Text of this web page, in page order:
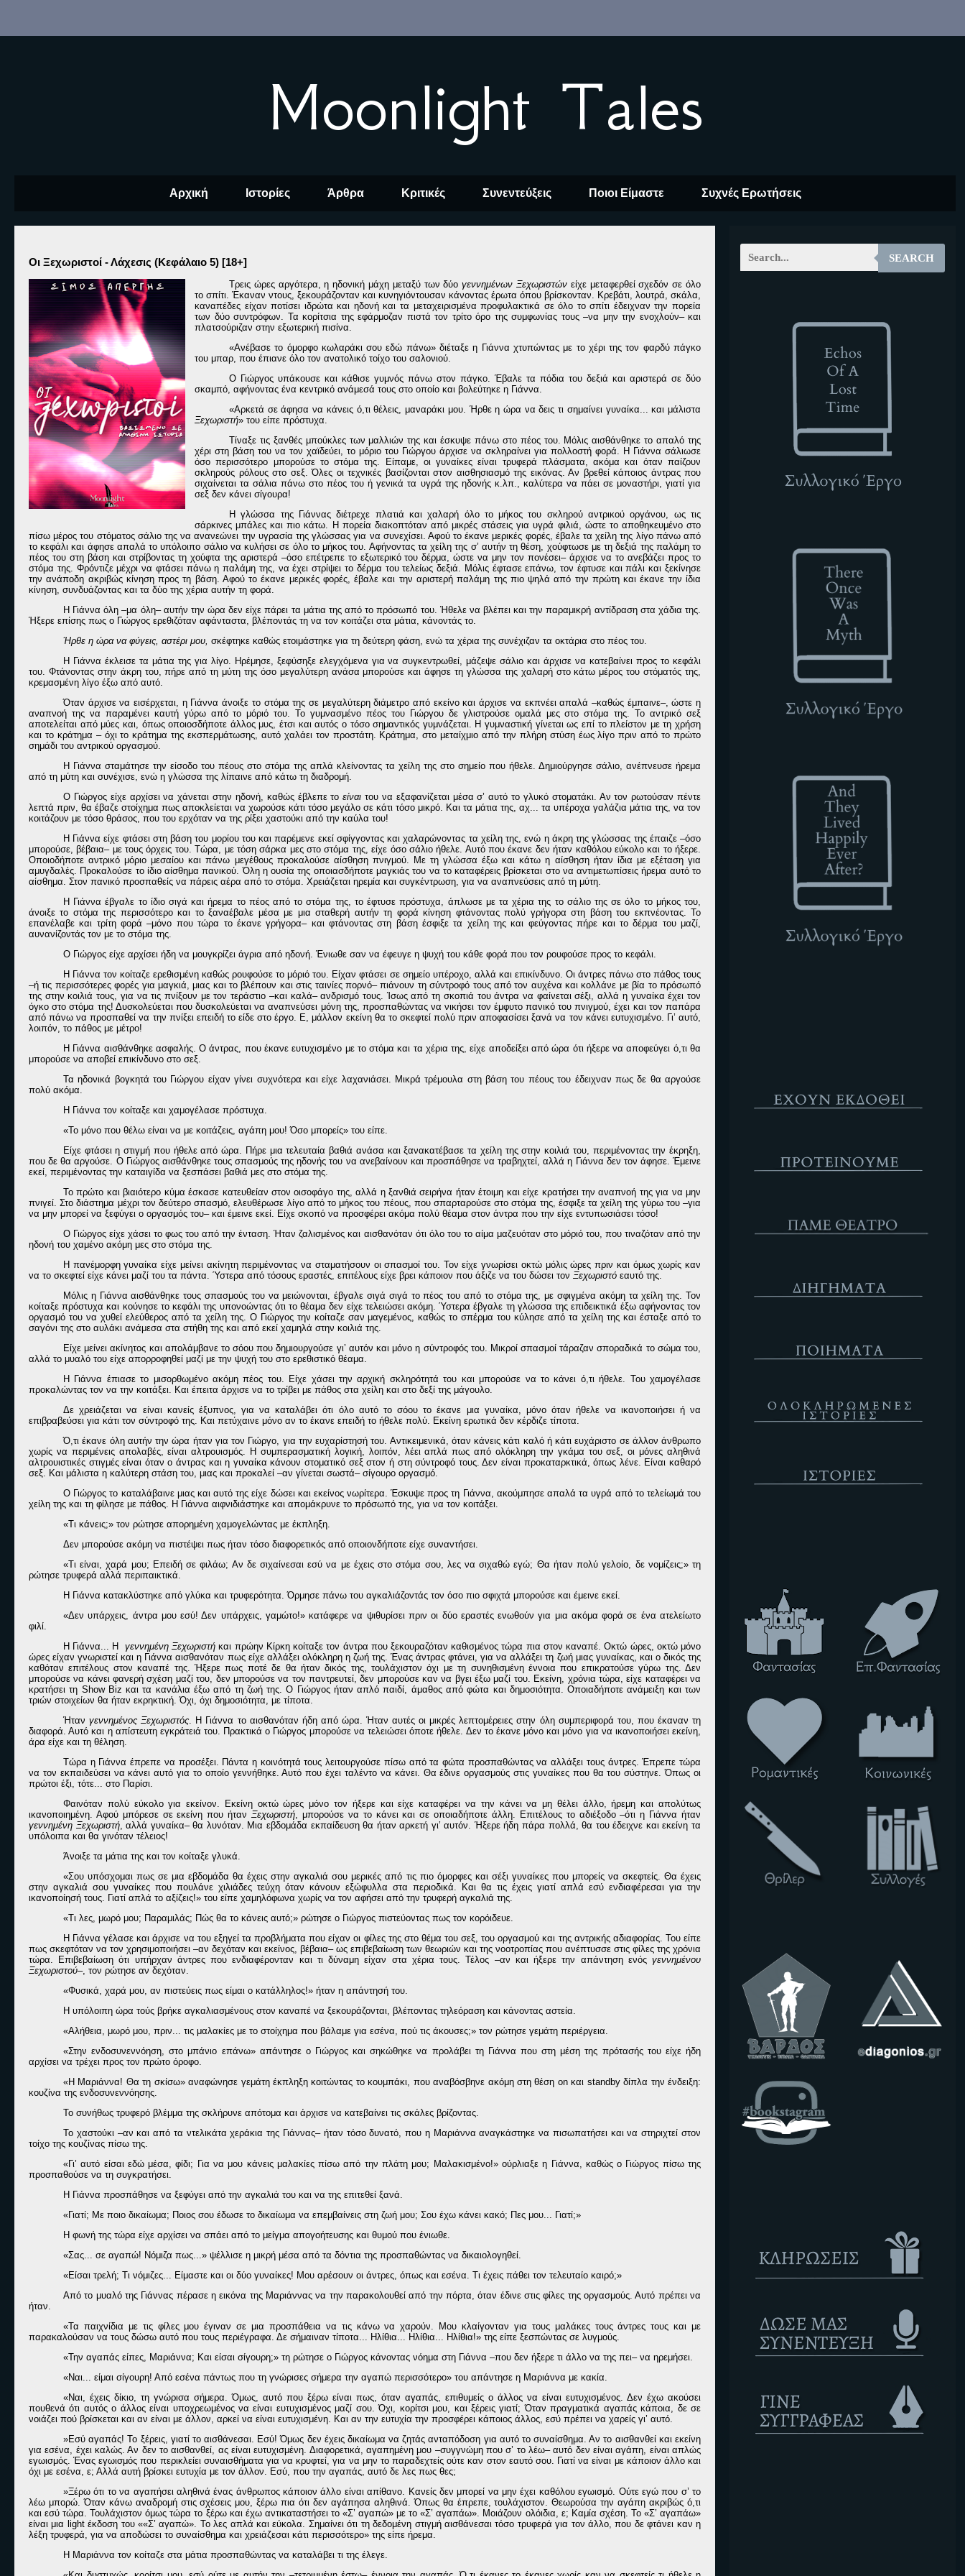
Moonlight Tales
Αρχική Ιστορίες Άρθρα Κριτικές Συνεντεύξεις Ποιοι Είμαστε Συχνές Ερωτήσεις
Οι Ξεχωριστοί - Λάχεσις (Κεφάλαιο 5) [18+]
Τρεις ώρες αργότερα, η ηδονική μάχη μεταξύ των δύογεννημένων Ξεχωριστών είχε μεταφερθεί σχεδόν σε όλο
το σπίτι. Έκαναν ντους, ξεκουράζονταν και κυνηγιόντουσαν κάνοντας έρωτα όπου βρίσκονταν. Κρεβάτι, λουτρά, σκάλα,
καναπέδες είχαν ποτίσει ιδρώτα και ηδονή και τα μεταχειρισμένα προφυλακτικά σε όλο το σπίτι έδειχναν την πορεία
των δύο συντρόφων. Τα κορίτσια της εφάρμοζαν πιστά τον τρίτο όρο της συμφωνίας τους –να μην την ενοχλούν– και
πλατσούριζαν στην εξωτερική πισίνα.
«Ανέβασε το όμορφο κωλαράκι σου εδώ πάνω» διέταξε η Γιάννα χτυπώντας με το χέρι της τον φαρδύ πάγκο
του μπαρ, που έπιανε όλο τον ανατολικό τοίχο του σαλονιού.
Ο Γιώργος υπάκουσε και κάθισε γυμνός πάνω στον πάγκο. Έβαλε τα πόδια του δεξιά και αριστερά σε δύο
σκαμπό, αφήνοντας ένα κεντρικό ανάμεσά τους στο οποίο και βολεύτηκε η Γιάννα.
«Αρκετά σε άφησα να κάνεις ό,τι θέλεις, μαναράκι μου. Ήρθε η ώρα να δεις τι σημαίνει γυναίκα... και μάλιστα
Ξεχωριστή» του είπε πρόστυχα.
Τίναξε τις ξανθές μπούκλες των μαλλιών της και έσκυψε πάνω στο πέος του. Μόλις αισθάνθηκε το απαλό της
χέρι στη βάση του να τον χαϊδεύει, το μόριο του Γιώργου άρχισε να σκληραίνει για πολλοστή φορά. Η Γιάννα σάλιωσε
όσο περισσότερο μπορούσε το στόμα της. Είπαμε, οι γυναίκες είναι τρυφερά πλάσματα, ακόμα και όταν παίζουν
σκληρούς ρόλους στο σεξ. Όλες οι τεχνικές βασίζονται στον αισθησιασμό της εικόνας. Αν βρεθεί κάποιος άντρας που
σιχαίνεται τα σάλια πάνω στο πέος του ή γενικά τα υγρά της ηδονής κ.λπ., καλύτερα να πάει σε μοναστήρι, γιατί για
σεξ δεν κάνει σίγουρα!
Η γλώσσα της Γιάννας διέτρεχε πλατιά και χαλαρή όλο το μήκος του σκληρού αντρικού οργάνου, ως τις
σάρκινες μπάλες και πιο κάτω. Η πορεία διακοπτόταν από μικρές στάσεις για υγρά φιλιά, ώστε το αποθηκευμένο στο
πίσω μέρος του στόματος σάλιο της να ανανεώνει την υγρασία της γλώσσας για να συνεχίσει. Αφού το έκανε μερικές φορές, έβαλε τα χείλη της λίγο πάνω από
το κεφάλι και άφησε απαλά το υπόλοιπο σάλιο να κυλήσει σε όλο το μήκος του. Αφήνοντας τα χείλη της σ’ αυτήν τη θέση, χούφτωσε με τη δεξιά της παλάμη το
πέος του στη βάση και στρίβοντας τη χούφτα της αριστερά –όσο επέτρεπε το εξωτερικό του δέρμα, ώστε να μην τον πονέσει– άρχισε να το ανεβάζει προς το
στόμα της. Φρόντιζε μέχρι να φτάσει πάνω η παλάμη της, να έχει στρίψει το δέρμα του τελείως δεξιά. Μόλις έφτασε επάνω, τον έφτυσε και πάλι και ξεκίνησε
την ανάποδη ακριβώς κίνηση προς τη βάση. Αφού το έκανε μερικές φορές, έβαλε και την αριστερή παλάμη της πιο ψηλά από την πρώτη και έκανε την ίδια
κίνηση, συνδυάζοντας και τα δύο της χέρια αυτήν τη φορά.
Η Γιάννα όλη –μα όλη– αυτήν την ώρα δεν είχε πάρει τα μάτια της από το πρόσωπό του. Ήθελε να βλέπει και την παραμικρή αντίδραση στα χάδια της.
Ήξερε επίσης πως ο Γιώργος ερεθιζόταν αφάνταστα, βλέποντάς τη να τον κοιτάζει στα μάτια, κάνοντάς το.
Ήρθε η ώρα να φύγεις, αστέρι μου, σκέφτηκε καθώς ετοιμάστηκε για τη δεύτερη φάση, ενώ τα χέρια της συνέχιζαν τα οκτάρια στο πέος του.
Η Γιάννα έκλεισε τα μάτια της για λίγο. Ηρέμησε, ξεφύσηξε ελεγχόμενα για να συγκεντρωθεί, μάζεψε σάλιο και άρχισε να κατεβαίνει προς το κεφάλι
του. Φτάνοντας στην άκρη του, πήρε από τη μύτη της όσο μεγαλύτερη ανάσα μπορούσε και άφησε τη γλώσσα της χαλαρή στο κάτω μέρος του στόματός της,
κρεμασμένη λίγο έξω από αυτό.
Όταν άρχισε να εισέρχεται, η Γιάννα άνοιξε το στόμα της σε μεγαλύτερη διάμετρο από εκείνο και άρχισε να εκπνέει απαλά –καθώς έμπαινε–, ώστε η
αναπνοή της να παραμένει καυτή γύρω από το μόριό του. Το γυμνασμένο πέος του Γιώργου δε γλιστρούσε ομαλά μες στο στόμα της. Το αντρικό σεξ
αποτελείται από μύες και, όπως οποιοσδήποτε άλλος μυς, έτσι και αυτός ο τόσο σημαντικός γυμνάζεται. Η γυμναστική γίνεται ως επί το πλείστον με τη χρήση
και το κράτημα – όχι το κράτημα της εκσπερμάτωσης, αυτό χαλάει τον προστάτη. Κράτημα, στο μεταίχμιο από την πλήρη στύση έως λίγο πριν από το πρώτο
σημάδι του αντρικού οργασμού.
Η Γιάννα σταμάτησε την είσοδο του πέους στο στόμα της απλά κλείνοντας τα χείλη της στο σημείο που ήθελε. Δημιούργησε σάλιο, ανέπνευσε ήρεμα
από τη μύτη και συνέχισε, ενώ η γλώσσα της λίπαινε από κάτω τη διαδρομή.
Ο Γιώργος είχε αρχίσει να χάνεται στην ηδονή, καθώς έβλεπε τοείναι του να εξαφανίζεται μέσα σ’ αυτό το γλυκό στοματάκι. Αν τον ρωτούσαν πέντε
λεπτά πριν, θα έβαζε στοίχημα πως αποκλείεται να χωρούσε κάτι τόσο μεγάλο σε κάτι τόσο μικρό. Και τα μάτια της, αχ... τα υπέροχα γαλάζια μάτια της, να τον
κοιτάζουν με τόσο θράσος, που του ερχόταν να της ρίξει χαστούκι από την καύλα του!
Η Γιάννα είχε φτάσει στη βάση του μορίου του και παρέμενε εκεί σφίγγοντας και χαλαρώνοντας τα χείλη της, ενώ η άκρη της γλώσσας της έπαιζε –όσο
μπορούσε, βέβαια– με τους όρχεις του. Τώρα, με τόση σάρκα μες στο στόμα της, είχε όσο σάλιο ήθελε. Αυτό που έκανε δεν ήταν καθόλου εύκολο και το ήξερε.
Οποιοδήποτε αντρικό μόριο μεσαίου και πάνω μεγέθους προκαλούσε αίσθηση πνιγμού. Με τη γλώσσα έξω και κάτω η αίσθηση ήταν ίδια με εξέταση για
αμυγδαλές. Προκαλούσε το ίδιο αίσθημα πανικού. Όλη η ουσία της οποιασδήποτε μαγκιάς του να το καταφέρεις βρίσκεται στο να αντιμετωπίσεις ήρεμα αυτό το
αίσθημα. Στον πανικό προσπαθείς να πάρεις αέρα από το στόμα. Χρειάζεται ηρεμία και συγκέντρωση, για να αναπνεύσεις από τη μύτη.
Η Γιάννα έβγαλε το ίδιο σιγά και ήρεμα το πέος από το στόμα της, το έφτυσε πρόστυχα, άπλωσε με τα χέρια της το σάλιο της σε όλο το μήκος του,
άνοιξε το στόμα της περισσότερο και το ξαναέβαλε μέσα με μια σταθερή αυτήν τη φορά κίνηση φτάνοντας πολύ γρήγορα στη βάση του εκπνέοντας. Το
επανέλαβε και τρίτη φορά –μόνο που τώρα το έκανε γρήγορα– και φτάνοντας στη βάση έσφιξε τα χείλη της και φεύγοντας πήρε και το δέρμα του μαζί,
αυνανίζοντάς τον με το στόμα της.
Ο Γιώργος είχε αρχίσει ήδη να μουγκρίζει άγρια από ηδονή. Ένιωθε σαν να έφευγε η ψυχή του κάθε φορά που τον ρουφούσε προς το κεφάλι.
Η Γιάννα τον κοίταζε ερεθισμένη καθώς ρουφούσε το μόριό του. Είχαν φτάσει σε σημείο υπέροχο, αλλά και επικίνδυνο. Οι άντρες πάνω στο πάθος τους
–ή τις περισσότερες φορές για μαγκιά, μιας και το βλέπουν και στις ταινίες πορνό– πιάνουν τη σύντροφό τους από τον αυχένα και κολλάνε με βία το πρόσωπό
της στην κοιλιά τους, για να τις πνίξουν με τον τεράστιο –και καλά– ανδρισμό τους. Ίσως από τη σκοπιά του άντρα να φαίνεται σέξι, αλλά η γυναίκα έχει τον
όγκο στο στόμα της! Δυσκολεύεται που δυσκολεύεται να αναπνεύσει μόνη της, προσπαθώντας να νικήσει τον έμφυτο πανικό του πνιγμού, έχει και τον παπάρα
από πάνω να προσπαθεί να την πνίξει επειδή το είδε στο έργο. Ε, μάλλον εκείνη θα το σκεφτεί πολύ πριν αποφασίσει ξανά να τον κάνει ευτυχισμένο. Γι’ αυτό,
λοιπόν, το πάθος με μέτρο!
Η Γιάννα αισθάνθηκε ασφαλής. Ο άντρας, που έκανε ευτυχισμένο με το στόμα και τα χέρια της, είχε αποδείξει από ώρα ότι ήξερε να αποφεύγει ό,τι θα
μπορούσε να αποβεί επικίνδυνο στο σεξ.
Τα ηδονικά βογκητά του Γιώργου είχαν γίνει συχνότερα και είχε λαχανιάσει. Μικρά τρέμουλα στη βάση του πέους του έδειχναν πως δε θα αργούσε
πολύ ακόμα.
Η Γιάννα τον κοίταξε και χαμογέλασε πρόστυχα.
«Το μόνο που θέλω είναι να με κοιτάζεις, αγάπη μου! Όσο μπορείς» του είπε.
Είχε φτάσει η στιγμή που ήθελε από ώρα. Πήρε μια τελευταία βαθιά ανάσα και ξανακατέβασε τα χείλη της στην κοιλιά του, περιμένοντας την έκρηξη,
που δε θα αργούσε. Ο Γιώργος αισθάνθηκε τους σπασμούς της ηδονής του να ανεβαίνουν και προσπάθησε να τραβηχτεί, αλλά η Γιάννα δεν τον άφησε. Έμεινε
εκεί, περιμένοντας την καταιγίδα να ξεσπάσει βαθιά μες στο στόμα της.
Το πρώτο και βιαιότερο κύμα έσκασε κατευθείαν στον οισοφάγο της, αλλά η ξανθιά σειρήνα ήταν έτοιμη και είχε κρατήσει την αναπνοή της για να μην
πνιγεί. Στο διάστημα μέχρι τον δεύτερο σπασμό, ελευθέρωσε λίγο από το μήκος του πέους, που σπαρταρούσε στο στόμα της, έσφιξε τα χείλη της γύρω του –για
να μην μπορεί να ξεφύγει ο οργασμός του– και έμεινε εκεί. Είχε σκοπό να προσφέρει ακόμα πολύ θέαμα στον άντρα που την είχε εντυπωσιάσει τόσο!
Ο Γιώργος είχε χάσει το φως του από την ένταση. Ήταν ζαλισμένος και αισθανόταν ότι όλο του το αίμα μαζευόταν στο μόριό του, που τιναζόταν από την
ηδονή του χαμένο ακόμη μες στο στόμα της.
Η πανέμορφη γυναίκα είχε μείνει ακίνητη περιμένοντας να σταματήσουν οι σπασμοί του. Τον είχε γνωρίσει οκτώ μόλις ώρες πριν και όμως χωρίς καν
να το σκεφτεί είχε κάνει μαζί του τα πάντα. Ύστερα από τόσους εραστές, επιτέλους είχε βρει κάποιον που άξιζε να του δώσει τον Ξεχωριστό εαυτό της.
Μόλις η Γιάννα αισθάνθηκε τους σπασμούς του να μειώνονται, έβγαλε σιγά σιγά το πέος του από το στόμα της, με σφιγμένα ακόμη τα χείλη της. Τον
κοίταξε πρόστυχα και κούνησε το κεφάλι της υπονοώντας ότι το θέαμα δεν είχε τελειώσει ακόμη. Ύστερα έβγαλε τη γλώσσα της επιδεικτικά έξω αφήνοντας τον
οργασμό του να χυθεί ελεύθερος από τα χείλη της. Ο Γιώργος την κοίταζε σαν μαγεμένος, καθώς το σπέρμα του κύλησε από τα χείλη της και έσταξε από το
σαγόνι της στο αυλάκι ανάμεσα στα στήθη της και από εκεί χαμηλά στην κοιλιά της.
Είχε μείνει ακίνητος και απολάμβανε το σόου που δημιουργούσε γι’ αυτόν και μόνο η σύντροφός του. Μικροί σπασμοί τάραζαν σποραδικά το σώμα του,
αλλά το μυαλό του είχε απορροφηθεί μαζί με την ψυχή του στο ερεθιστικό θέαμα.
Η Γιάννα έπιασε το μισορθωμένο ακόμη πέος του. Είχε χάσει την αρχική σκληρότητά του και μπορούσε να το κάνει ό,τι ήθελε. Του χαμογέλασε
προκαλώντας τον να την κοιτάξει. Και έπειτα άρχισε να το τρίβει με πάθος στα χείλη και στο δεξί της μάγουλο.
Δε χρειάζεται να είναι κανείς έξυπνος, για να καταλάβει ότι όλο αυτό το σόου το έκανε μια γυναίκα, μόνο όταν ήθελε να ικανοποιήσει ή να
επιβραβεύσει για κάτι τον σύντροφό της. Και πετύχαινε μόνο αν το έκανε επειδή το ήθελε πολύ. Εκείνη ερωτικά δεν κέρδιζε τίποτα.
Ό,τι έκανε όλη αυτήν την ώρα ήταν για τον Γιώργο, για την ευχαρίστησή του. Αντικειμενικά, όταν κάνεις κάτι καλό ή κάτι ευχάριστο σε άλλον άνθρωπο
χωρίς να περιμένεις απολαβές, είναι αλτρουισμός. Η συμπερασματική λογική, λοιπόν, λέει απλά πως από ολόκληρη την γκάμα του σεξ, οι μόνες αληθινά
αλτρουιστικές στιγμές είναι όταν ο άντρας και η γυναίκα κάνουν στοματικό σεξ στον ή στη σύντροφό τους. Δεν είναι προκαταρκτικά, όπως λένε. Είναι καθαρό
σεξ. Και μάλιστα η καλύτερη στάση του, μιας και προκαλεί –αν γίνεται σωστά– σίγουρο οργασμό.
Ο Γιώργος το καταλάβαινε μιας και αυτό της είχε δώσει και εκείνος νωρίτερα. Έσκυψε προς τη Γιάννα, ακούμπησε απαλά τα υγρά από το τελείωμά του
χείλη της και τη φίλησε με πάθος. Η Γιάννα αιφνιδιάστηκε και απομάκρυνε το πρόσωπό της, για να τον κοιτάξει.
«Τι κάνεις;» τον ρώτησε απορημένη χαμογελώντας με έκπληξη.
Δεν μπορούσε ακόμη να πιστέψει πως ήταν τόσο διαφορετικός από οποιονδήποτε είχε συναντήσει.
«Τι είναι, χαρά μου; Επειδή σε φιλάω; Αν δε σιχαίνεσαι εσύ να με έχεις στο στόμα σου, λες να σιχαθώ εγώ; Θα ήταν πολύ γελοίο, δε νομίζεις;» τη
ρώτησε τρυφερά αλλά περιπαικτικά.
Η Γιάννα κατακλύστηκε από γλύκα και τρυφερότητα. Όρμησε πάνω του αγκαλιάζοντάς τον όσο πιο σφιχτά μπορούσε και έμεινε εκεί.
«Δεν υπάρχεις, άντρα μου εσύ! Δεν υπάρχεις, γαμώτο!» κατάφερε να ψιθυρίσει πριν οι δύο εραστές ενωθούν για μια ακόμα φορά σε ένα ατελείωτο
φιλί.
Η Γιάννα... Η
γεννημένη Ξεχωριστή και πρώην Κίρκη κοίταξε τον άντρα που ξεκουραζόταν καθισμένος τώρα πια στον καναπέ. Οκτώ ώρες, οκτώ μόνο
ώρες είχαν γνωριστεί και η Γιάννα αισθανόταν πως είχε αλλάξει ολόκληρη η ζωή της. Ένας άντρας φτάνει, για να αλλάξει τη ζωή μιας γυναίκας, και ο δικός της
καθόταν επιτέλους στον καναπέ της. Ήξερε πως ποτέ δε θα ήταν δικός της, τουλάχιστον όχι με τη συνηθισμένη έννοια που επικρατούσε γύρω της. Δεν
μπορούσε να κάνει φανερή σχέση μαζί του, δεν μπορούσε να τον παντρευτεί, δεν μπορούσε καν να βγει έξω μαζί του. Εκείνη, χρόνια τώρα, είχε καταφέρει να
κρατήσει τη Show Biz και τα κανάλια έξω από τη ζωή της. O Γιώργος ήταν απλό παιδί, άμαθος από φώτα και δημοσιότητα. Οποιαδήποτε ανάμειξη και των
τριών στοιχείων θα ήταν εκρηκτική. Όχι, όχι δημοσιότητα, με τίποτα.
Ήτανγεννημένος Ξεχωριστός. Η Γιάννα το αισθανόταν ήδη από ώρα. Ήταν αυτές οι μικρές λεπτομέρειες στην όλη συμπεριφορά του, που έκαναν τη
διαφορά. Αυτό και η απίστευτη εγκράτειά του. Πρακτικά ο Γιώργος μπορούσε να τελειώσει όποτε ήθελε. Δεν το έκανε μόνο και μόνο για να ικανοποιήσει εκείνη,
άρα είχε και τη θέληση.
Τώρα η Γιάννα έπρεπε να προσέξει. Πάντα η κοινότητά τους λειτουργούσε πίσω από τα φώτα προσπαθώντας να αλλάξει τους άντρες. Έπρεπε τώρα
να τον εκπαιδεύσει να κάνει αυτό για το οποίο γεννήθηκε. Αυτό που έχει ταλέντο να κάνει. Θα έδινε οργασμούς στις γυναίκες που θα του σύστηνε. Όπως οι
πρώτοι έξι, τότε... στο Παρίσι.
Φαινόταν πολύ εύκολο για εκείνον. Εκείνη οκτώ ώρες μόνο τον ήξερε και είχε καταφέρει να την κάνει να μη θέλει άλλο, ήρεμη και απολύτως
ικανοποιημένη. Αφού μπόρεσε σε εκείνη που ήτανΞεχωριστή, μπορούσε να το κάνει και σε οποιαδήποτε άλλη. Επιτέλους το αδιέξοδο –ότι η Γιάννα ήταν
γεννημένη Ξεχωριστή, αλλά γυναίκα– θα λυνόταν. Μια εβδομάδα εκπαίδευση θα ήταν αρκετή γι’ αυτόν. Ήξερε ήδη πάρα πολλά, θα του έδειχνε και εκείνη τα
υπόλοιπα και θα γινόταν τέλειος!
Άνοιξε τα μάτια της και τον κοίταξε γλυκά.
«Σου υπόσχομαι πως σε μια εβδομάδα θα έχεις στην αγκαλιά σου μερικές από τις πιο όμορφες και σέξι γυναίκες που μπορείς να σκεφτείς. Θα έχεις
στην αγκαλιά σου γυναίκες που πουλάνε χιλιάδες τεύχη όταν κάνουν εξώφυλλα στα περιοδικά. Και θα τις έχεις γιατί απλά εσύ ενδιαφέρεσαι για την
ικανοποίησή τους. Γιατί απλά το αξίζεις!» του είπε χαμηλόφωνα χωρίς να τον αφήσει από την τρυφερή αγκαλιά της.
«Τι λες, μωρό μου; Παραμιλάς; Πώς θα το κάνεις αυτό;» ρώτησε ο Γιώργος πιστεύοντας πως τον κορόιδευε.
Η Γιάννα γέλασε και άρχισε να του εξηγεί τα προβλήματα που είχαν οι φίλες της στο θέμα του σεξ, του οργασμού και της αντρικής αδιαφορίας. Του είπε
πως σκεφτόταν να τον χρησιμοποιήσει –αν δεχόταν και εκείνος, βέβαια– ως επιβεβαίωση των θεωριών και της νοοτροπίας που ανέπτυσσε στις φίλες της χρόνια
τώρα. Επιβεβαίωση ότι υπήρχαν άντρες που ενδιαφέρονταν και τι δύναμη είχαν στα χέρια τους. Τέλος –αν και ήξερε την απάντηση ενός γεννημένου
Ξεχωριστού–, τον ρώτησε αν δεχόταν.
«Φυσικά, χαρά μου, αν πιστεύεις πως είμαι ο κατάλληλος!» ήταν η απάντησή του.
Η υπόλοιπη ώρα τούς βρήκε αγκαλιασμένους στον καναπέ να ξεκουράζονται, βλέποντας τηλεόραση και κάνοντας αστεία.
«Αλήθεια, μωρό μου, πριν... τις μαλακίες με το στοίχημα που βάλαμε για εσένα, πού τις άκουσες;» τον ρώτησε γεμάτη περιέργεια.
«Στην ενδοσυνεννόηση, στο μπάνιο επάνω» απάντησε ο Γιώργος και σηκώθηκε να προλάβει τη Γιάννα που στη μέση της πρότασής του είχε ήδη
αρχίσει να τρέχει προς τον πρώτο όροφο.
«Η Μαριάννα! Θα τη σκίσω» αναφώνησε γεμάτη έκπληξη κοιτώντας το κουμπάκι, που αναβόσβηνε ακόμη στη θέση on και standby δίπλα την ένδειξη:
κουζίνα της ενδοσυνεννόησης.
Το συνήθως τρυφερό βλέμμα της σκλήρυνε απότομα και άρχισε να κατεβαίνει τις σκάλες βρίζοντας.
Το χαστούκι –αν και από τα ντελικάτα χεράκια της Γιάννας– ήταν τόσο δυνατό, που η Μαριάννα αναγκάστηκε να πισωπατήσει και να στηριχτεί στον
τοίχο της κουζίνας πίσω της.
«Γι’ αυτό είσαι εδώ μέσα, φίδι; Για να μου κάνεις μαλακίες πίσω από την πλάτη μου; Μαλακισμένο!» ούρλιαξε η Γιάννα, καθώς ο Γιώργος πίσω της
προσπαθούσε να τη συγκρατήσει.
Η Γιάννα προσπάθησε να ξεφύγει από την αγκαλιά του και να της επιτεθεί ξανά.
«Γιατί; Με ποιο δικαίωμα; Ποιος σου έδωσε το δικαίωμα να επεμβαίνεις στη ζωή μου; Σου έχω κάνει κακό; Πες μου... Γιατί;»
Η φωνή της τώρα είχε αρχίσει να σπάει από το μείγμα απογοήτευσης και θυμού που ένιωθε.
«Σας... σε αγαπώ! Νόμιζα πως...» ψέλλισε η μικρή μέσα από τα δόντια της προσπαθώντας να δικαιολογηθεί.
«Είσαι τρελή; Τι νόμιζες... Είμαστε και οι δύο γυναίκες! Μου αρέσουν οι άντρες, όπως και εσένα. Τι έχεις πάθει τον τελευταίο καιρό;»
Από το μυαλό της Γιάννας πέρασε η εικόνα της Μαριάννας να την παρακολουθεί από την πόρτα, όταν έδινε στις φίλες της οργασμούς. Αυτό πρέπει να
ήταν.
«Τα παιχνίδια με τις φίλες μου έγιναν σε μια προσπάθεια να τις κάνω να χαρούν. Μου κλαίγονταν για τους μαλάκες τους άντρες τους και με
παρακαλούσαν να τους δώσω αυτό που τους περιέγραφα. Δε σήμαιναν τίποτα... Ηλίθια... Ηλίθια... Ηλίθια!» της είπε ξεσπώντας σε λυγμούς.
«Την αγαπάς είπες, Μαριάννα; Και είσαι σίγουρη;» τη ρώτησε ο Γιώργος κάνοντας νόημα στη Γιάννα –που δεν ήξερε τι άλλο να της πει– να ηρεμήσει.
«Ναι... είμαι σίγουρη! Από εσένα πάντως που τη γνώρισες σήμερα την αγαπώ περισσότερο» του απάντησε η Μαριάννα με κακία.
«Ναι, έχεις δίκιο, τη γνώρισα σήμερα. Όμως, αυτό που ξέρω είναι πως, όταν αγαπάς, επιθυμείς ο άλλος να είναι ευτυχισμένος. Δεν έχω ακούσει
πουθενά ότι αυτός ο άλλος είναι υποχρεωμένος να είναι ευτυχισμένος μαζί σου. Όχι, κορίτσι μου, και ξέρεις γιατί; Όταν πραγματικά αγαπάς κάποια, δε σε
νοιάζει πού βρίσκεται και αν είναι με άλλον, αρκεί να είναι ευτυχισμένη. Και αν την ευτυχία την προσφέρει κάποιος άλλος, εσύ πρέπει να χαρείς γι’ αυτό.
»Εσύ αγαπάς! Το ξέρεις, γιατί το αισθάνεσαι. Εσύ! Όμως δεν έχεις δικαίωμα να ζητάς ανταπόδοση για αυτό το συναίσθημα. Αν το αισθανθεί και εκείνη
για εσένα, έχει καλώς. Αν δεν το αισθανθεί, ας είναι ευτυχισμένη. Διαφορετικά, αγαπημένη μου –συγγνώμη που σ’ το λέω– αυτό δεν είναι αγάπη, είναι απλώς
εγωισμός. Ένας εγωισμός που περικλείει συναισθήματα για να κρυφτεί, για να μην το παραδεχτείς ούτε καν στον εαυτό σου. Γιατί να είναι με κάποιον άλλο και
όχι με εσένα, ε; Αλλά αυτή βρίσκει ευτυχία με τον άλλον. Εσύ, που την αγαπάς, αυτό δε λες πως θες;
»Ξέρω ότι το να αγαπήσει αληθινά ένας άνθρωπος κάποιον άλλο είναι απίθανο. Κανείς δεν μπορεί να μην έχει καθόλου εγωισμό. Ούτε εγώ που σ’ το
λέω μπορώ. Όταν κάνω αναδρομή στις σχέσεις μου, ξέρω πια ότι δεν αγάπησα αληθινά. Όπως θα έπρεπε, τουλάχιστον. Θεωρούσα την αγάπη ακριβώς ό,τι
και εσύ τώρα. Τουλάχιστον όμως τώρα το ξέρω και έχω αντικαταστήσει το «Σ’ αγαπώ» με το «Σ’ αγαπάω». Μοιάζουν ολόιδια, ε; Καμία σχέση. Το «Σ’ αγαπάω»
είναι μια light έκδοση του ««Σ’ αγαπώ». Το λες απλά και εύκολα. Σημαίνει ότι τη δεδομένη στιγμή αισθάνεσαι τόσο τρυφερά για τον άλλο, που δε φτάνει καν η
λέξη τρυφερά, για να αποδώσει το συναίσθημα και χρειάζεσαι κάτι περισσότερο» της είπε ήρεμα.
Η Μαριάννα τον κοίταζε στα μάτια προσπαθώντας να καταλάβει τι της έλεγε.
SEARCH